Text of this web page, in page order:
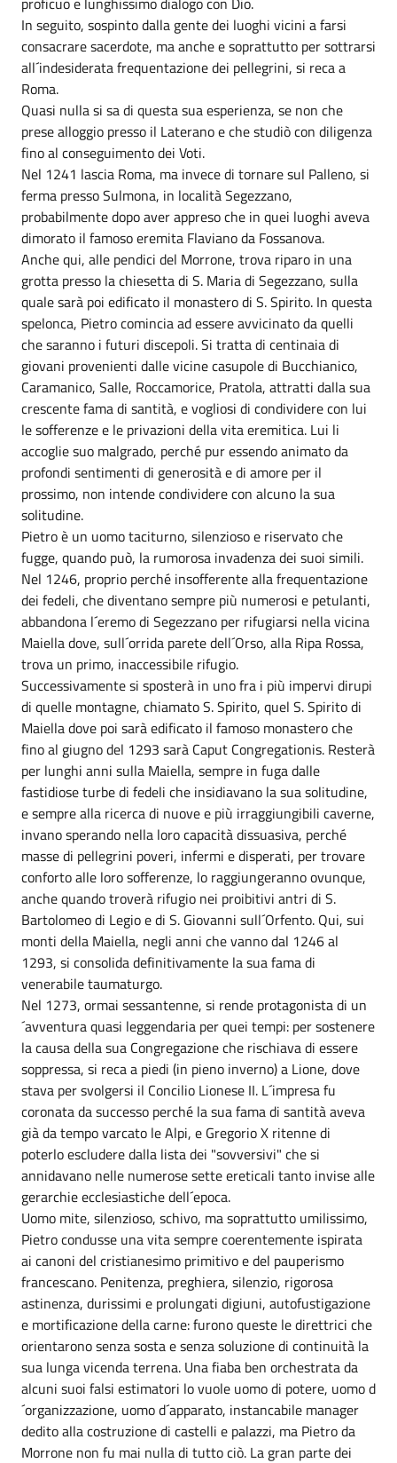
In seguito, sospinto dalla gente dei luoghi vicini a farsi
consacrare sacerdote, ma anche e soprattutto per sottrarsi
all´indesiderata frequentazione dei pellegrini, si reca a
Roma.
Quasi nulla si sa di questa sua esperienza, se non che
prese alloggio presso il Laterano e che studiò con diligenza
fino al conseguimento dei Voti.
Nel 1241 lascia Roma, ma invece di tornare sul Palleno, si
ferma presso Sulmona, in località Segezzano,
probabilmente dopo aver appreso che in quei luoghi aveva
dimorato il famoso eremita Flaviano da Fossanova.
Anche qui, alle pendici del Morrone, trova riparo in una
grotta presso la chiesetta di S. Maria di Segezzano, sulla
quale sarà poi edificato il monastero di S. Spirito. In questa
spelonca, Pietro comincia ad essere avvicinato da quelli
che saranno i futuri discepoli. Si tratta di centinaia di
giovani provenienti dalle vicine casupole di Bucchianico,
Caramanico, Salle, Roccamorice, Pratola, attratti dalla sua
crescente fama di santità, e vogliosi di condividere con lui
le sofferenze e le privazioni della vita eremitica. Lui li
accoglie suo malgrado, perché pur essendo animato da
profondi sentimenti di generosità e di amore per il
prossimo, non intende condividere con alcuno la sua
solitudine.
Pietro è un uomo taciturno, silenzioso e riservato che
fugge, quando può, la rumorosa invadenza dei suoi simili.
Nel 1246, proprio perché insofferente alla frequentazione
dei fedeli, che diventano sempre più numerosi e petulanti,
abbandona l´eremo di Segezzano per rifugiarsi nella vicina
Maiella dove, sull´orrida parete dell´Orso, alla Ripa Rossa,
trova un primo, inaccessibile rifugio.
Successivamente si sposterà in uno fra i più impervi dirupi
di quelle montagne, chiamato S. Spirito, quel S. Spirito di
Maiella dove poi sarà edificato il famoso monastero che
fino al giugno del 1293 sarà Caput Congregationis. Resterà
per lunghi anni sulla Maiella, sempre in fuga dalle
fastidiose turbe di fedeli che insidiavano la sua solitudine,
e sempre alla ricerca di nuove e più irraggiungibili caverne,
invano sperando nella loro capacità dissuasiva, perché
masse di pellegrini poveri, infermi e disperati, per trovare
conforto alle loro sofferenze, lo raggiungeranno ovunque,
anche quando troverà rifugio nei proibitivi antri di S.
Bartolomeo di Legio e di S. Giovanni sull´Orfento. Qui, sui
monti della Maiella, negli anni che vanno dal 1246 al
1293, si consolida definitivamente la sua fama di
venerabile taumaturgo.
Nel 1273, ormai sessantenne, si rende protagonista di un
´avventura quasi leggendaria per quei tempi: per sostenere
la causa della sua Congregazione che rischiava di essere
soppressa, si reca a piedi (in pieno inverno) a Lione, dove
stava per svolgersi il Concilio Lionese II. L´impresa fu
coronata da successo perché la sua fama di santità aveva
già da tempo varcato le Alpi, e Gregorio X ritenne di
poterlo escludere dalla lista dei "sovversivi" che si
annidavano nelle numerose sette ereticali tanto invise alle
gerarchie ecclesiastiche dell´epoca.
Uomo mite, silenzioso, schivo, ma soprattutto umilissimo,
Pietro condusse una vita sempre coerentemente ispirata
ai canoni del cristianesimo primitivo e del pauperismo
francescano. Penitenza, preghiera, silenzio, rigorosa
astinenza, durissimi e prolungati digiuni, autofustigazione
e mortificazione della carne: furono queste le direttrici che
orientarono senza sosta e senza soluzione di continuità la
sua lunga vicenda terrena. Una fiaba ben orchestrata da
alcuni suoi falsi estimatori lo vuole uomo di potere, uomo d
´organizzazione, uomo d´apparato, instancabile manager
dedito alla costruzione di castelli e palazzi, ma Pietro da
Morrone non fu mai nulla di tutto ciò. La gran parte dei